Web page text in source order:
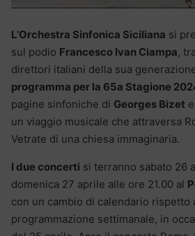
L’Orchestra Sinfonica Siciliana si
sul podio Francesco Ivan Ciampa,
direttori italiani della sua
programma per la 65a Stagione
pagine sinfoniche di Georges Bizet e
un viaggio musicale che attraversa
Vetrate di una chiesa immaginaria.
I due concerti si terranno sabato 26
domenica 27 aprile alle ore 21.00 al
con un cambio di calendario rispetto
programmazione settimanale, in